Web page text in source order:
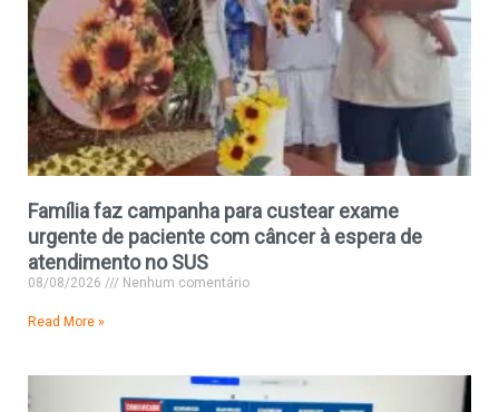
Família faz campanha para custear exame
urgente de paciente com câncer à espera de
atendimento no SUS
08/08/2026 Nenhum comentário
Read More »